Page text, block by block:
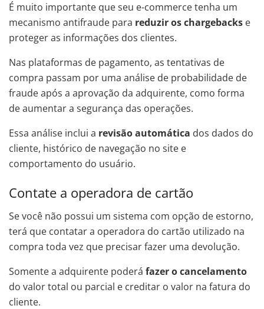
É muito importante que seu e-commerce tenha um
mecanismo antifraude para reduzir os chargebacks e
proteger as informações dos clientes.
Nas plataformas de pagamento, as tentativas de
compra passam por uma análise de probabilidade de
fraude após a aprovação da adquirente, como forma
de aumentar a segurança das operações.
Essa análise inclui a revisão automática dos dados do
cliente, histórico de navegação no site e
comportamento do usuário.
Contate a operadora de cartão
Se você não possui um sistema com opção de estorno,
terá que contatar a operadora do cartão utilizado na
compra toda vez que precisar fazer uma devolução.
Somente a adquirente poderá fazer o cancelamento
do valor total ou parcial e creditar o valor na fatura do
cliente.